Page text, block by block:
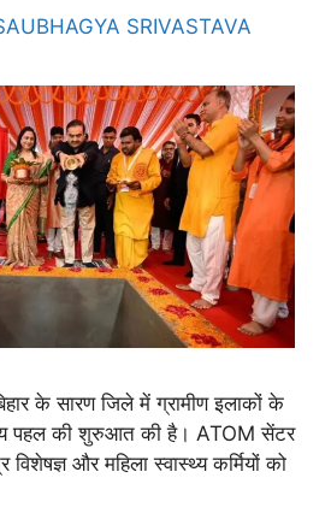
SRIVASTAVA
के सारण जिले में ग्रामीण इलाकों के
पहल की शुरुआत की है। ATOM सेंटर
और महिला स्वास्थ्य कर्मियों को